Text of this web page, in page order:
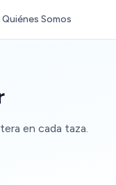
Quiénes Somos
en cada taza.